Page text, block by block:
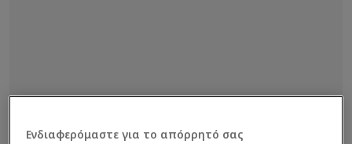
Ενδιαφερόμαστε για το απόρρητό σας